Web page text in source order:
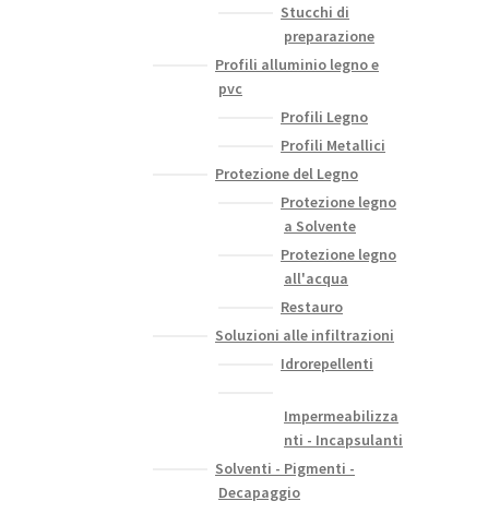
Stucchi di
preparazione
Profili alluminio legno e
pvc
Profili Legno
Profili Metallici
Protezione del Legno
Protezione legno
a Solvente
Protezione legno
all'acqua
Restauro
Soluzioni alle infiltrazioni
Idrorepellenti
Impermeabilizza
nti - Incapsulanti
Solventi - Pigmenti -
Decapaggio